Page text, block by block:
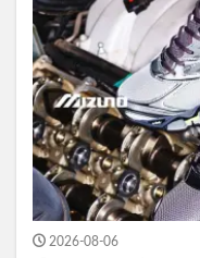
2026-08-06